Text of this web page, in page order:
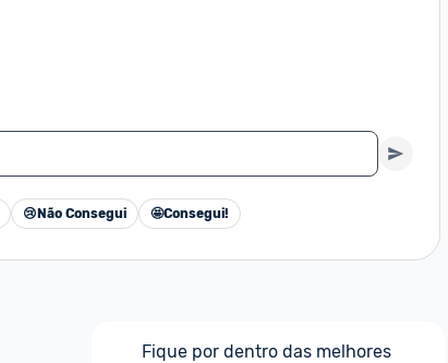
😢 Não Consegui 🤩Consegui!
Fique por dentro das melhores